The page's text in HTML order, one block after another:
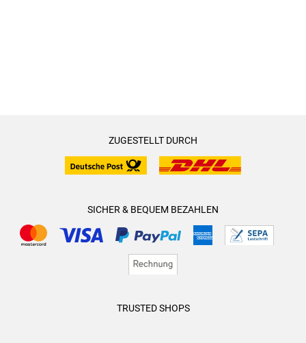
ZUGESTELLT DURCH
SICHER & BEQUEM BEZAHLEN
TRUSTED SHOPS